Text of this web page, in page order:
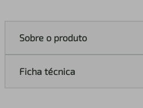
Sobre o produto
Ficha técnica